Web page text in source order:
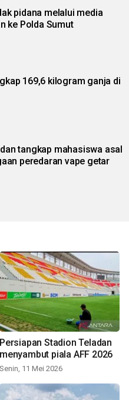
pidana melalui media
ke Polda Sumut
169,6 kilogram ganja di
tangkap mahasiswa asal
peredaran vape getar
Persiapan Stadion Teladan
menyambut piala AFF 2026
Senin, 11 Mei 2026